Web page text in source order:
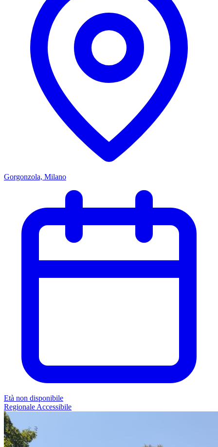
Gorgonzola, Milano
Età non disponibile
Regionale Accessibile